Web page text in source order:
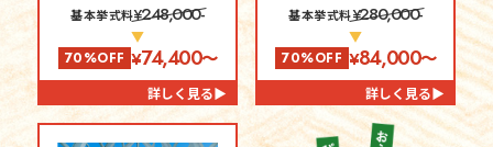
基本挙式料¥248,000-
▼
70%OFF ¥74,400〜
詳しく見る▶
基本挙式料¥280,000-
▼
70%OFF ¥84,000〜
詳しく見る▶